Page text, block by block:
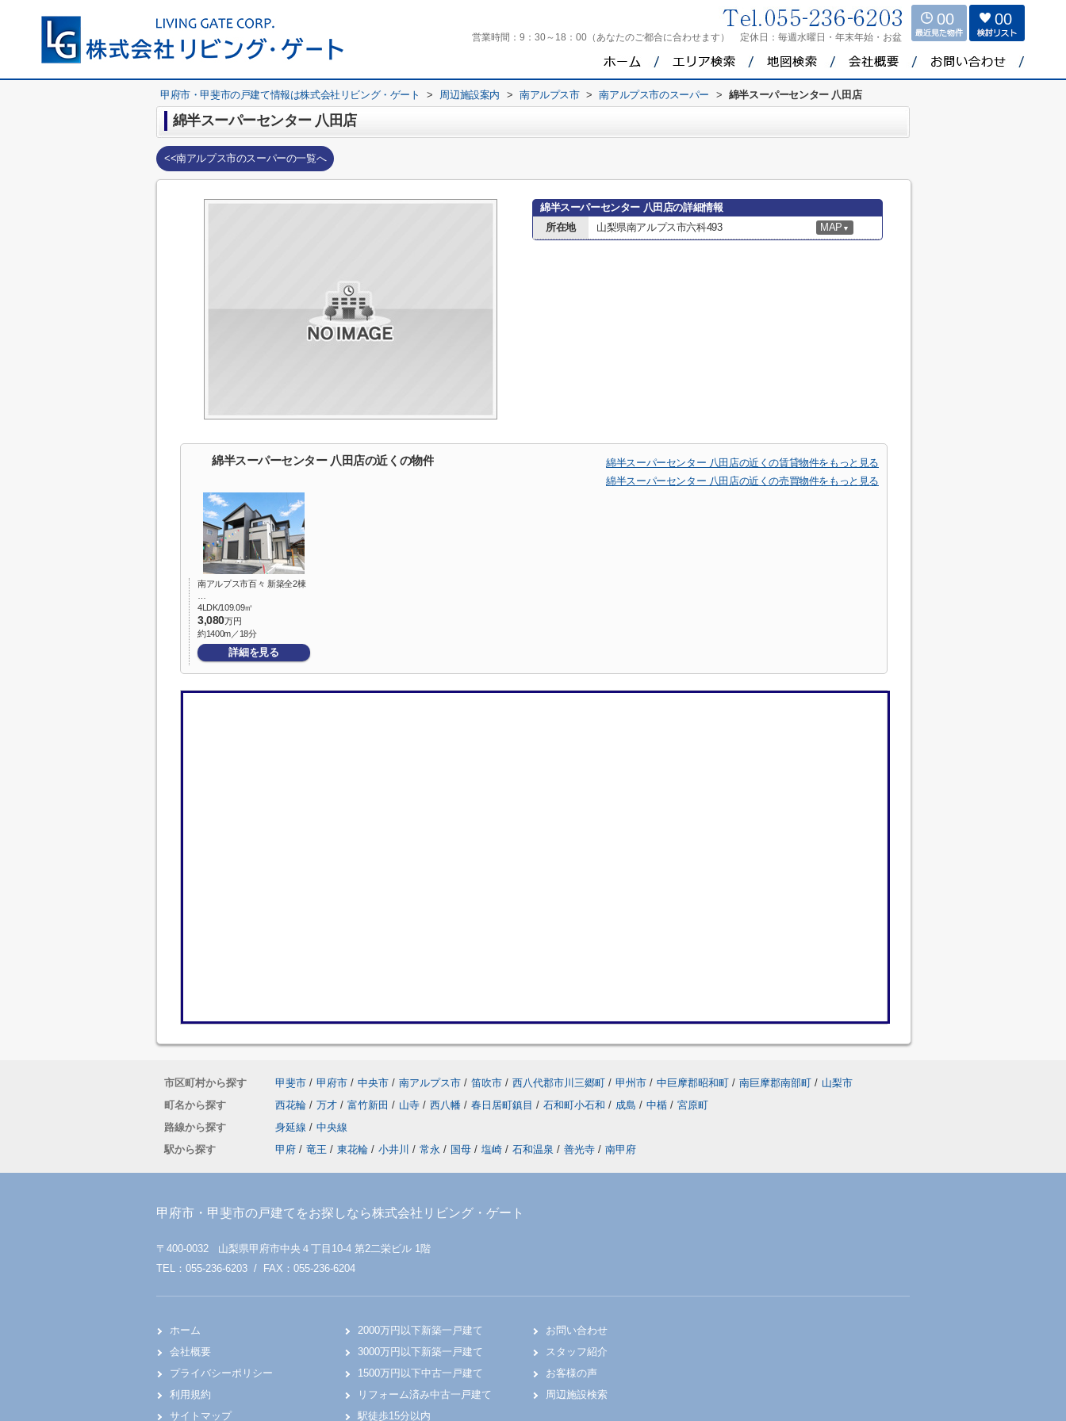
営業時間： 9：30～18：00（あなたのご都合に合わせます） 定休日： 毎週水曜日・年末年始・お盆
00 00
甲府市・甲斐市の戸建て情報は株式会社リビング・ゲート > 周辺施設案内 > 南アルプス市 > 南アルプス市のスーパー > 綿半スーパーセンター 八田店
綿半スーパーセンター 八田店
<<南アルプス市のスーパーの一覧へ
綿半スーパーセンター 八田店の詳細情報
所在地
山梨県南アルプス市六科493 MAP ▼
綿半スーパーセンター 八田店の近くの物件
綿半スーパーセンター 八田店の近くの賃貸物件をもっと見る
綿半スーパーセンター 八田店の近くの売買物件をもっと見る
南アルプス市百々 新築全2棟
4LDK/109.09㎡
3,080万円
約1400m／18分
詳細を見る
市区町村から探す 甲斐市 / 甲府市 / 中央市 / 南アルプス市 / 笛吹市 / 西八代郡市川三郷町 / 甲州市 / 中巨摩郡昭和町 / 南巨摩郡南部町 / 山梨市
町名から探す
西花輪 / 万才 / 富竹新田 / 山寺 / 西八幡 / 春日居町鎮目 / 石和町小石和 / 成島 / 中楯 / 宮原町
路線から探す
身延線 / 中央線
駅から探す
甲府 / 竜王 / 東花輪 / 小井川 / 常永 / 国母 / 塩崎 / 石和温泉 / 善光寺 / 南甲府
甲府市・甲斐市の戸建てをお探しなら株式会社リビング・ゲート
〒400-0032 山梨県甲府市中央４丁目10-4 第2二栄ビル 1階
TEL：055-236-6203 / FAX：055-236-6204
ホーム
会社概要
プライバシーポリシー
利用規約
サイトマップ
2000万円以下新築一戸建て
3000万円以下新築一戸建て
1500万円以下中古一戸建て
リフォーム済み中古一戸建て
駅徒歩15分以内
お問い合わせ
スタッフ紹介
お客様の声
周辺施設検索